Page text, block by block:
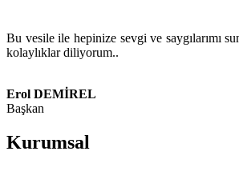
Bu vesile ile hepinize sevgi ve saygılarımı
kolaylıklar diliyorum..
Erol DEMİREL
Başkan
Kurumsal